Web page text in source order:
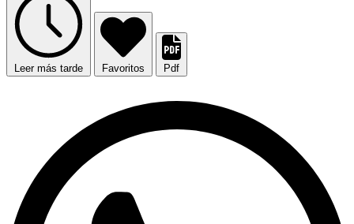
Leer más tarde Favoritos Pdf